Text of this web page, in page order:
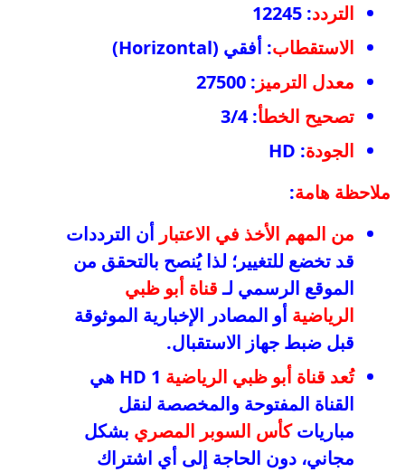
التردد: 12245
الاستقطاب: أفقي (Horizontal)
معدل الترميز : 27500
تصحيح الخطأ: 3/4
الجودة: HD
ملاحظة هامة:
من المهم الأخذ في الاعتبار أن الترددات
قد تخضع للتغيير؛ لذا يُنصح بالتحقق من
الموقع الرسمي لـقناة أبو ظبي
الرياضية أو المصادر الإخبارية الموثوقة
قبل ضبط جهاز الاستقبال.
تُعد قناة أبو ظبي الرياضية
1 HD هي
القناة المفتوحة والمخصصة لنقل
مبارياتكأس السوبر المصري بشكل
مجاني، دون الحاجة إلى أي اشتراك